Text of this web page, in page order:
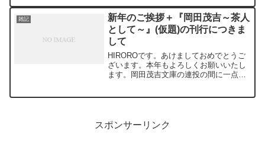
雑記
新年のご挨拶＋『岡田茂吉～茶人
として～』(仮題)の刊行につきま
して
HIROROです。あけましておめでとうご
ざいます。本年もよろしくお願いいたし
ます。岡田茂吉文庫の連投の間に一点告
スポンサーリンク